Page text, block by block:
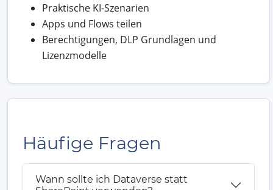
Praktische KI-Szenarien
Apps und Flows teilen
Berechtigungen, DLP Grundlagen und
Lizenzmodelle
Häufige Fragen
Wann sollte ich Dataverse statt